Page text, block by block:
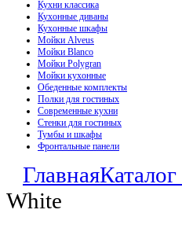
Кухни классика
Кухонные диваны
Кухонные шкафы
Мойки Alveus
Мойки Blanco
Мойки Polygran
Мойки кухонные
Обеденные комплекты
Полки для гостиных
Современные кухни
Стенки для гостиных
Тумбы и шкафы
Фронтальные панели
Главная
White